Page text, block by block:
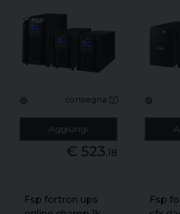
2700w 230v
iecxchamp 3k
🔵 consegna
Aggiungi
€ 523,18
2x12v/
🔵
Fsp fortron ups
Fsp